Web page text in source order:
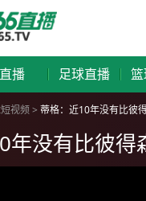
直播 足球直播
视频> 蒂格：近10年没有比彼
年没有比彼